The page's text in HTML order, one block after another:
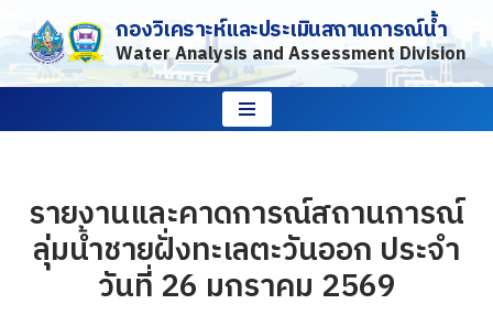
Skip
to
กองวิเคราะห์และประเมินสถานการณ์น้ำ
Water Analysis and Assessment Division
รายงานและคาดการณ์สถานการณ์
ลุ่มน้ำชายฝั่งทะเลตะวันออก ประจำ
วันที่ 26 มกราคม 2569